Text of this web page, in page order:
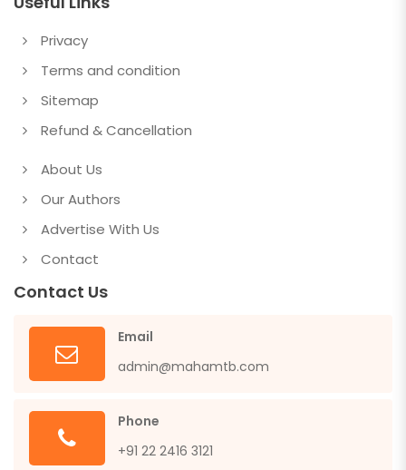
Privacy
Terms and condition
Sitemap
Refund & Cancellation
About Us
Our Authors
Advertise With Us
Contact
Contact Us
Email
admin@mahamtb.com
Phone
+91 22 2416 3121